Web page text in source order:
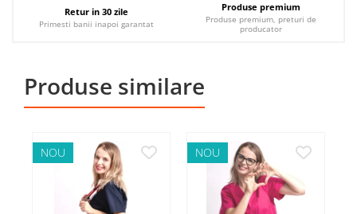
Retur in 30 zile
Primesti banii inapoi garantat
Produse premium
Produse premium, preturi de
producator
Produse similare
NOU NOU